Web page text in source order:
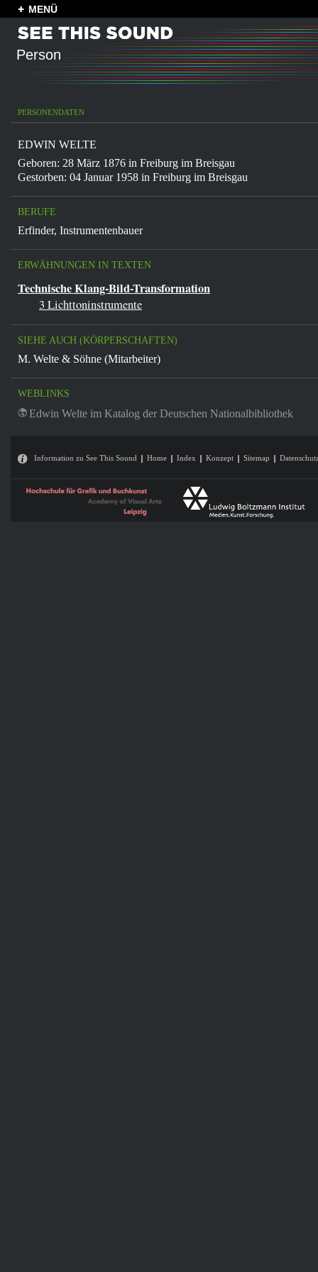
MENÜ
Person
PERSONENDATEN
EDWIN WELTE
Geboren: 28 März 1876 in Freiburg im Breisgau
Gestorben: 04 Januar 1958 in Freiburg im Breisgau
BERUFE
Erfinder, Instrumentenbauer
ERWÄHNUNGEN IN TEXTEN
Technische Klang-Bild-Transformation
3 Lichttoninstrumente
SIEHE AUCH (KÖRPERSCHAFTEN)
M. Welte & Söhne (Mitarbeiter)
WEBLINKS
Edwin Welte im Katalog der Deutschen Nationalbibliothek
Information zu See This Sound Home Index Konzept Sitemap